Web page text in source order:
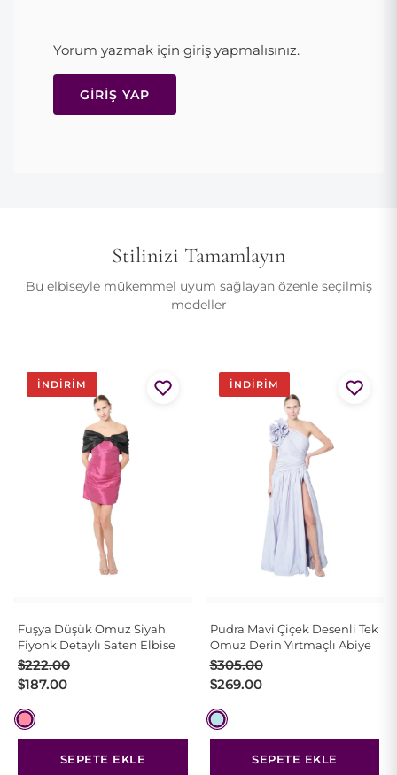
Kırışmışsa hafifçe buharla; doğrudan ütülemeyin.
Yorum yazmak için giriş yapmalısınız.
GIRIŞ YAP
Stilinizi Tamamlayın
Bu elbiseyle mükemmel uyum sağlayan özenle seçilmiş
modeller
İNDIRIM
Fuşya Düşük Omuz Siyah
Fiyonk Detaylı Saten Elbise
$222.00
Orijinal
fiyat:
$187.00
Şu
andaki
$187.00.
SEPETE EKLE
İNDIRIM
Pudra Mavi Çiçek Desenli Tek
Omuz Derin Yırtmaçlı Abiye
$305.00
Orijinal
fiyat:
$269.00
Şu
andaki
$269.00.
SEPETE EKLE